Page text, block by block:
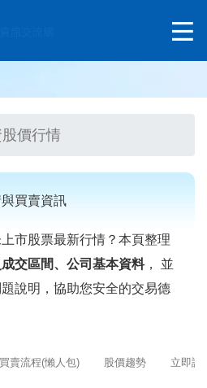
價行情
買賣資訊
市股票最新行情？本頁整理
交區間、公司基本資料， 並
說明，協助您安全的交易德
買賣流程(懶人包) 股價趨勢 立即詢